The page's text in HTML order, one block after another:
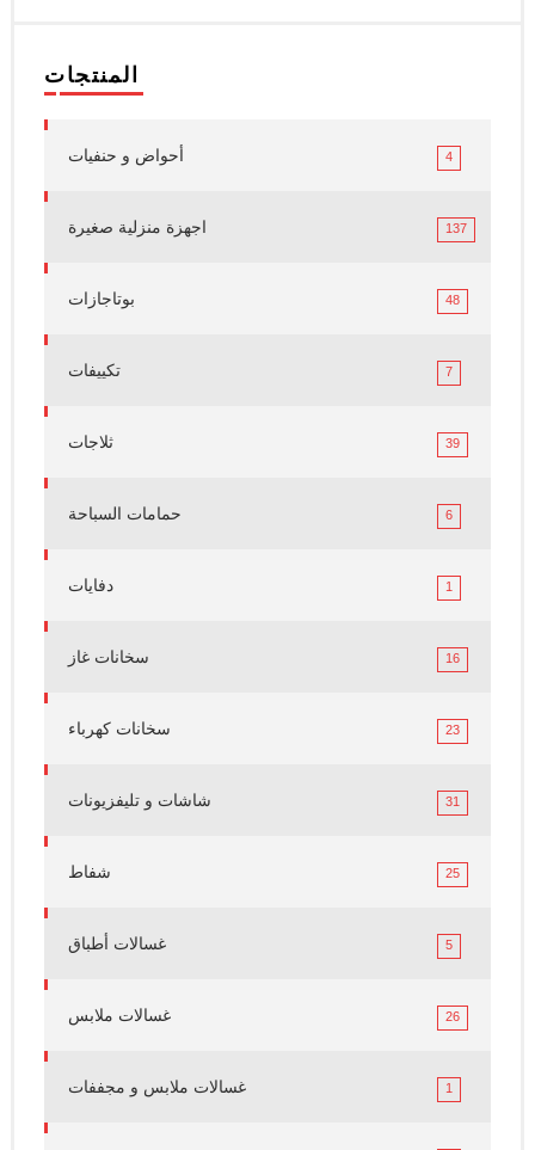
المنتجات
أحواض و حنفيات 4
اجهزة منزلية صغيرة 137
بوتاجازات 48
تكييفات 7
ثلاجات 39
حمامات السباحة 6
دفايات 1
سخانات غاز 16
سخانات كهرباء 23
شاشات و تليفزيونات 31
شفاط 25
غسالات أطباق 5
غسالات ملابس 26
غسالات ملابس و مجففات 1